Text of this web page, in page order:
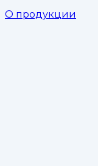
О продукции